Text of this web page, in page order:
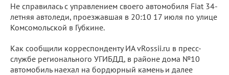
Не справилась с управлением своего автомобиля Fiat 34-
летняя автоледи, проезжавшая в 20:10 17 июля по улице
Комсомольской в Губкине.
Как сообщили корреспонденту ИА vRossii.ru в пресс-
службе регионального УГИБДД, в районе дома №10
автомобиль наехал на бордюрный камень и далее